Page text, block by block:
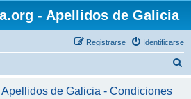
- Apellidos de Galicia
Identificarse
Registrarse
de Galicia - Condiciones